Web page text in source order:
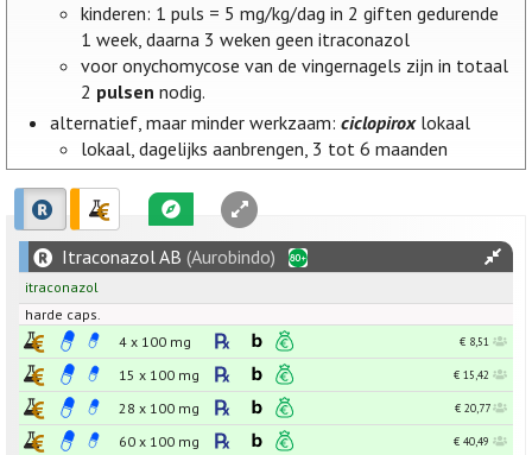
kinderen: 1 puls = 5 mg/kg/dag in 2 giften gedurende
1 week, daarna 3 weken geen itraconazol
voor onychomycose van de vingernagels zijn in totaal
2 pulsen nodig.
alternatief, maar minder werkzaam:ciclopiroxlokaal
lokaal, dagelijks aanbrengen, 3 tot 6 maanden
Itraconazol AB (Aurobindo)
itraconazol
harde caps.
4 x 100 mg € 8,51
15 x 100 mg € 15,42
28 x 100 mg € 20,77
60 x 100 mg € 40,49